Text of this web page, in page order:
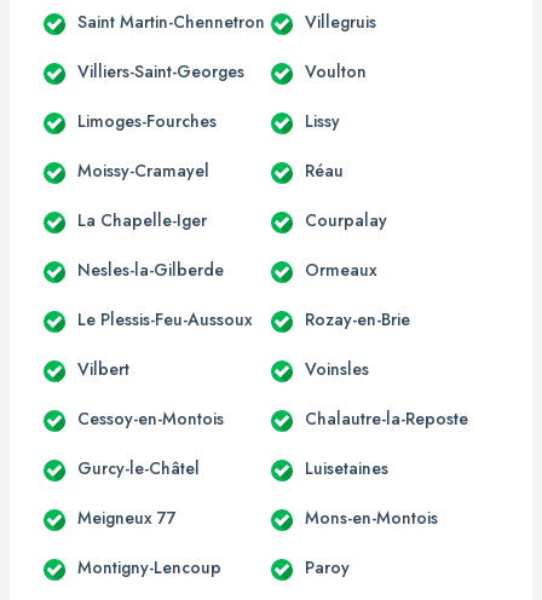
Saint Martin-Chennetron Villegruis
Villiers-Saint-Georges Voulton
Limoges-Fourches Lissy
Moissy-Cramayel Réau
La Chapelle-Iger Courpalay
Nesles-la-Gilberde Ormeaux
Le Plessis-Feu-Aussoux Rozay-en-Brie
Vilbert Voinsles
Cessoy-en-Montois Chalautre-la-Reposte
Gurcy-le-Châtel Luisetaines
Meigneux 77 Mons-en-Montois
Montigny-Lencoup Paroy